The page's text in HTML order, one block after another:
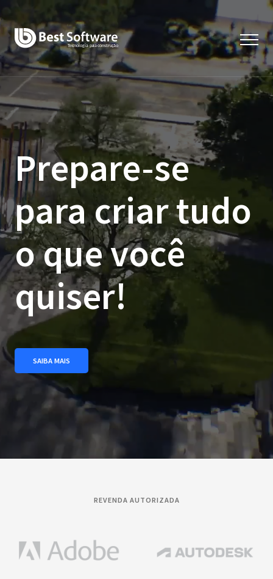
Prepare-se
para criar tudo
o que você
quiser!
SAIBA MAIS
REVENDA AUTORIZADA